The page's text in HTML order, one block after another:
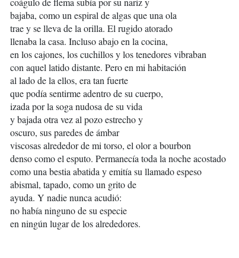
bajaba, como un espiral de algas que una ola
trae y se lleva de la orilla. El rugido atorado
llenaba la casa. Incluso abajo en la cocina,
en los cajones, los cuchillos y los tenedores vibraban
con aquel latido distante. Pero en mi habitación
al lado de la ellos, era tan fuerte
que podía sentirme adentro de su cuerpo,
izada por la soga nudosa de su vida
y bajada otra vez al pozo estrecho y
oscuro, sus paredes de ámbar
viscosas alrededor de mi torso, el olor a bourbon
denso como el esputo. Permanecía toda la noche acostado
como una bestia abatida y emitía su llamado espeso
abismal, tapado, como un grito de
ayuda. Y nadie nunca acudió:
no había ninguno de su especie
en ningún lugar de los alrededores.